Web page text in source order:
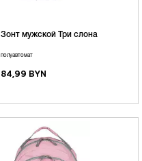
Зонт мужской Три слона
полуавтомат
84,99 BYN